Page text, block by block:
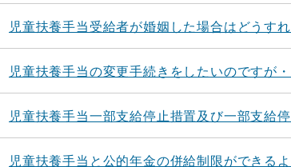
児童扶養手当受給者が婚姻した場合はどうす
児童扶養手当の変更手続きをしたいのですが・
児童扶養手当一部支給停止措置及び一部支給
児童扶養手当と公的年金の併給制限ができるよ